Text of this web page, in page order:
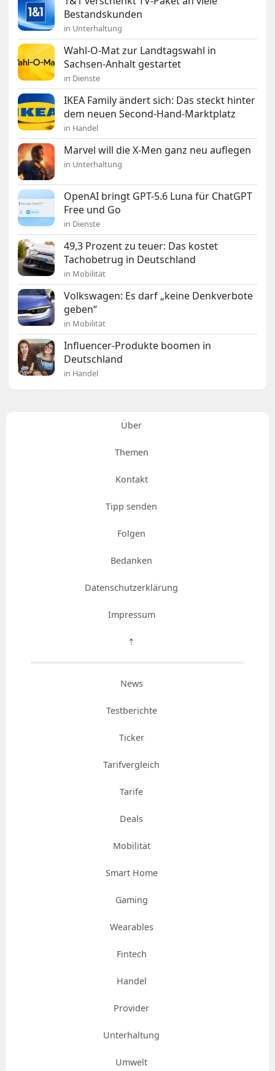
Bestandskunden
in Unterhaltung
Wahl-O-Mat zur Landtagswahl in
Sachsen-Anhalt gestartet
in Dienste
IKEA Family ändert sich: Das steckt hinter
dem neuen Second-Hand-Marktplatz
in Handel
Marvel will die X-Men ganz neu auflegen
in Unterhaltung
OpenAI bringt GPT-5.6 Luna für ChatGPT
Free und Go
in Dienste
49,3 Prozent zu teuer: Das kostet
Tachobetrug in Deutschland
in Mobilität
Volkswagen: Es darf „keine Denkverbote
geben“
in Mobilität
Influencer-Produkte boomen in
Deutschland
in Handel
Über
Themen
Kontakt
Tipp senden
Folgen
Bedanken
Datenschutzerklärung
Impressum
⇡
News
Testberichte
Ticker
Tarifvergleich
Tarife
Deals
Mobilität
Smart Home
Gaming
Wearables
Fintech
Handel
Provider
Unterhaltung
Umwelt